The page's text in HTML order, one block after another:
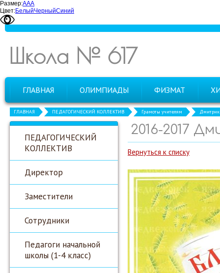
Размер:ААА
Цвет:БелыйЧерныйСиний
Школа № 617
ГЛАВНАЯ ОЛИМПИАДЫ ФИЗМАТ
ГЛАВНАЯ ПЕДАГОГИЧЕСКИЙ КОЛЛЕКТИВ Грамоты учителям
ПЕДАГОГИЧЕСКИЙ
КОЛЛЕКТИВ
Директор
Заместители
Сотрудники
Педагоги начальной
школы (1-4 класс)
2016-2017
Вернуться к списку